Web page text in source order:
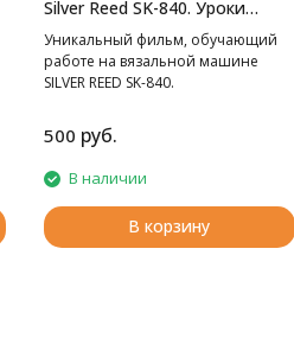
Silver Reed SK-840. Уроки
мастерства."
Уникальный фильм, обучающий
работе на вязальной машине
SILVER REED SK-840.
500 руб.
В наличии
В корзину